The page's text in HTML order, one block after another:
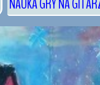
NAUKA GRY NA